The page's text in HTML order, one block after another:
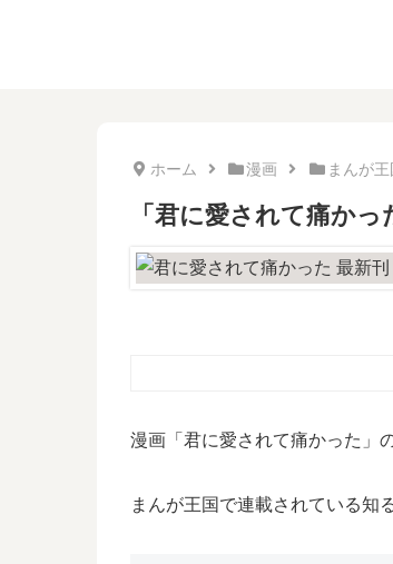
ホーム 漫画 まんが王
「君に愛されて痛か
漫画「君に愛されて痛かった」
まんが王国で連載されている知